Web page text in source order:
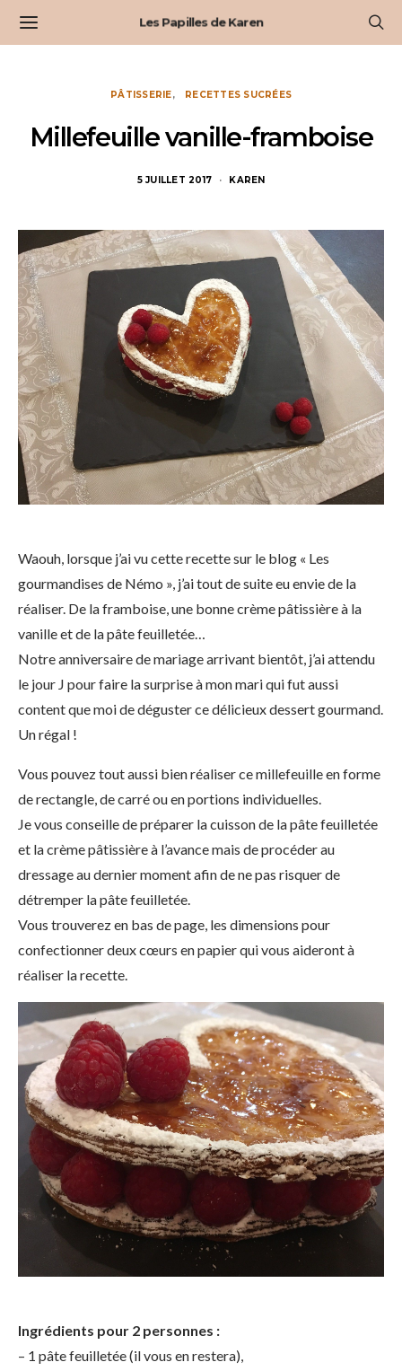
Les Papilles de Karen
PÂTISSERIE RECETTES SUCRÉES
Millefeuille vanille-framboise
5 JUILLET 2017 KAREN
Waouh, lorsque j’ai vu cette recette sur le blog « Les
gourmandises de Némo », j’ai tout de suite eu envie de la
réaliser. De la framboise, une bonne crème pâtissière à la
vanille et de la pâte feuilletée…
Notre anniversaire de mariage arrivant bientôt, j’ai attendu
le jour J pour faire la surprise à mon mari qui fut aussi
content que moi de déguster ce délicieux dessert gourmand.
Un régal !
Vous pouvez tout aussi bien réaliser ce millefeuille en forme
de rectangle, de carré ou en portions individuelles.
Je vous conseille de préparer la cuisson de la pâte feuilletée
et la crème pâtissière à l’avance mais de procéder au
dressage au dernier moment afin de ne pas risquer de
détremper la pâte feuilletée.
Vous trouverez en bas de page, les dimensions pour
confectionner deux cœurs en papier qui vous aideront à
réaliser la recette.
Ingrédients pour 2 personnes :
– 1 pâte feuilletée (il vous en restera),